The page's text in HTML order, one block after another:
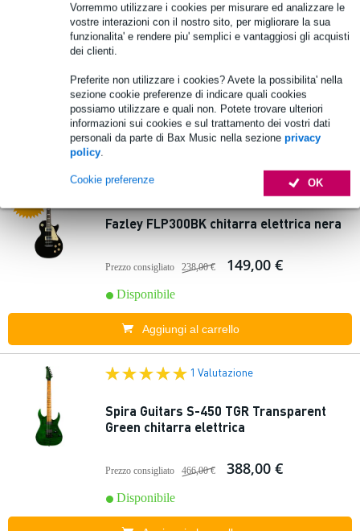
Vorremmo utilizzare i cookies per misurare ed analizzare le
vostre interazioni con il nostro sito, per migliorare la sua
funzionalita' e rendere piu' semplici e vantaggiosi gli acquisti
dei clienti.
Preferite non utilizzare i cookies? Avete la possibilita' nella
sezione cookie preferenze di indicare quali cookies
possiamo utilizzare e quali non. Potete trovare ulteriori
informazioni sui cookies e sul trattamento dei vostri dati
personali da parte di Bax Music nella sezione privacy
policy.
OK
Cookie preferenze
Fazley FST118SB chitarra elettrica
Sunburst
Prezzo consigliato 152,00 € 95,00 €
Disponibile
Aggiungi al carrello
Fazley FLP300BK chitarra elettrica nera
Prezzo consigliato 238,00 € 149,00 €
Disponibile
Aggiungi al carrello
1 Valutazione
Spira Guitars S-450 TGR Transparent
Green chitarra elettrica
Prezzo consigliato 466,00 € 388,00 €
Disponibile